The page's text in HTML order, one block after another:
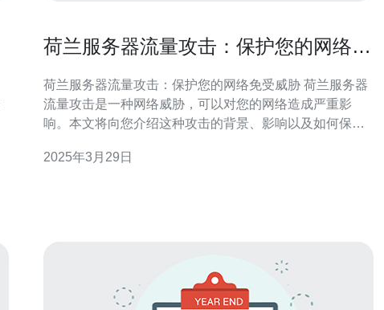
荷兰服务器流量攻击：保护您的网络免
荷兰服务器流量攻击：保护您的网络免受威胁 荷兰服务器
流量攻击是一种网络威胁，可以对您的网络造成严重影
响。本文将向您介绍这种攻击的背景、影响以及如何保护
式DDoS攻击，是一种利用荷兰服务器进行的分布式拒绝
2025年3月29日